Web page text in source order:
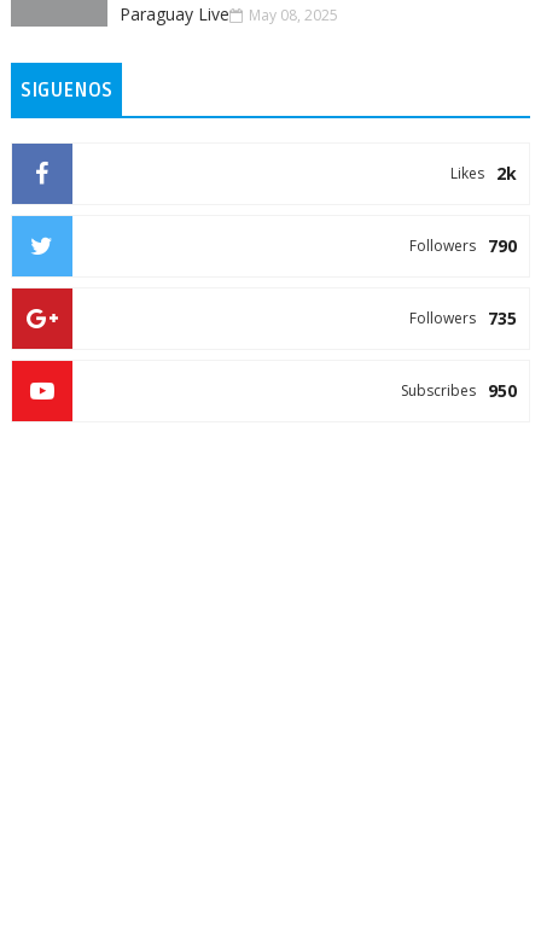
Paraguay Live May 08, 2025
SIGUENOS
2k
Likes
790
Followers
735
Followers
950
Subscribes